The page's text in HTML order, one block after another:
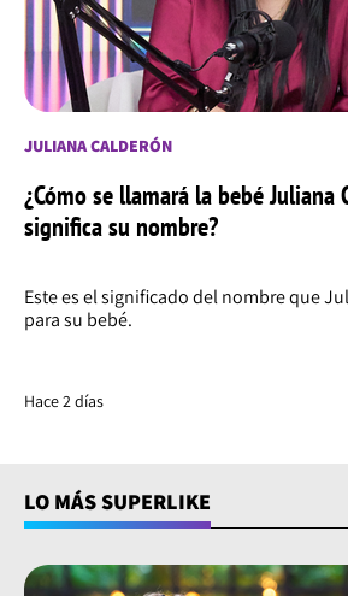
JULIANA CALDERÓN
¿Cómo se llamará la bebé Juliana
significa su nombre?
Este es el significado del nombre que
para su bebé.
Hace 2 días
LO MÁS SUPERLIKE